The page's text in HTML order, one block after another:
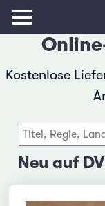
Kostenlose
Neu auf